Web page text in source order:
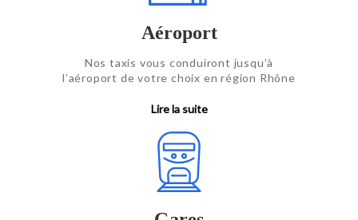
Aéroport
Nos taxis vous conduiront jusqu’à
l’aéroport de votre choix en région Rhône
Grenoble) et prenons en charge
Lire la suite